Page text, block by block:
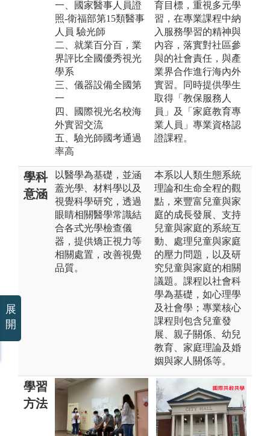
一、國家醫事人員證
照-衛福部第15類醫事
人員 驗光師
二、就業百分百，業
界評比全國優秀視光
學系
三、儀器設備全國第
一
四、國際視光名校海
外實習交流
五、驗光師國考通過
率高
育目標，重視多元學
習，在專業課程中納
入服務學習的精神與
內容，落實對社區參
與的社會責任，與產
業界合作進行海內外
實習。同時提供學生
取得「教保服務人
員」及「家庭教育專
業人員」專業資格認
證課程。
學科
意涵
以醫學為基礎，並涵
蓋光學、材料學以及
視覺科學研究，透過
眼睛相關醫學常識結
合各式光學檢查儀
器，提供矯正視力等
相關處置，改善視覺
品質。
本系以人類生態系統
理論和生命全程的觀
點，來豐富兒童與家
庭的成長發展、支持
兒童與家庭的系統互
動、處理兒童與家庭
的壓力問題，以及研
究兒童與家庭的相關
議題。課程以社會科
學為基礎，如心理學
及社會學；專業核心
課程則包含兒童發
展、親子關係、幼兒
教育、家庭理論及婚
姻與家人關係等。
學習
方法
展
開